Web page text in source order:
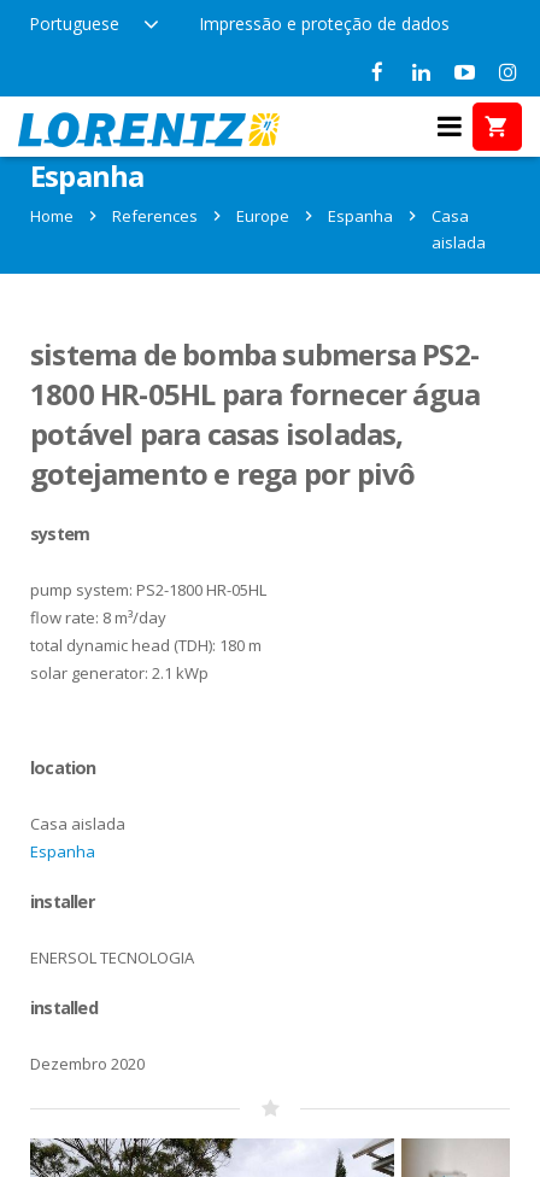
Portuguese Impressão e proteção de dados
References in Casa aislada,
Espanha
Home References Europe Espanha
Casa
aislada
sistema de bomba submersa PS2-
1800 HR-05HL para fornecer água
potável para casas isoladas,
gotejamento e rega por pivô
system
pump system: PS2-1800 HR-05HL
flow rate: 8 m³/day
total dynamic head (TDH): 180 m
solar generator: 2.1 kWp
location
Casa aislada
Espanha
installer
ENERSOL TECNOLOGIA
installed
Dezembro 2020